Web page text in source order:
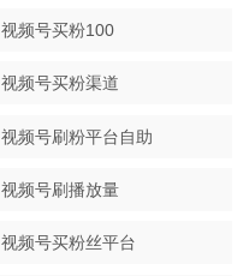
视频号买粉100
视频号买粉渠道
视频号刷粉平台自助
视频号刷播放量
视频号买粉丝平台